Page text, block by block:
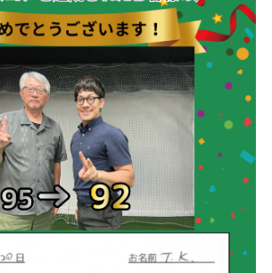
析システム
ィーチング
ングの５つのこだわり